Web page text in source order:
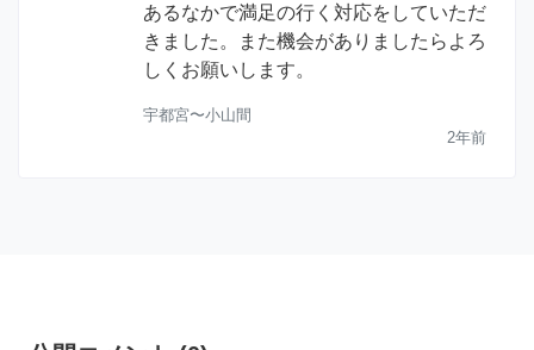
あるなかで満足の行く対応をしていただ
きました。また機会がありましたらよろ
しくお願いします。
宇都宮〜小山間
2年前